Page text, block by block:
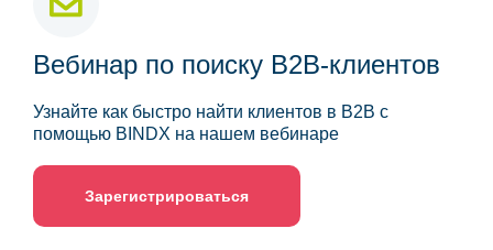
Вебинар по поиску B2B-клиентов
Узнайте как быстро найти клиентов в B2B с
помощью BINDX на нашем вебинаре
Зарегистрироваться